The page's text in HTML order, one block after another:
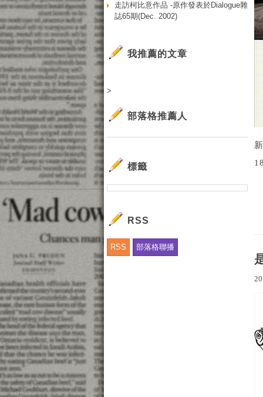
走訪柯比意作品 -原作發表於Dialogue雜
誌65期(Dec. 2002)
我推薦的文章
>
部落格推薦人
標籤
RSS
RSS 部落格聯播